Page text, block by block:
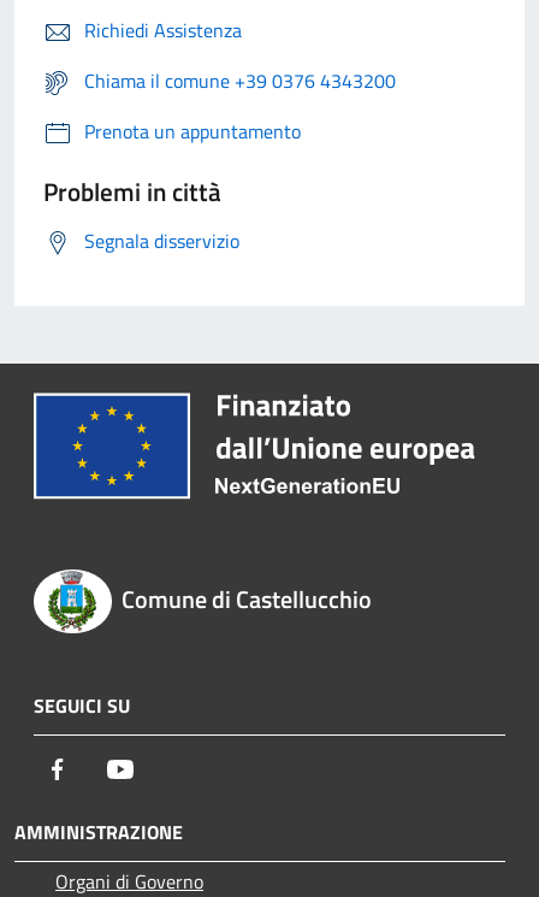
Richiedi Assistenza
Chiama il comune +39 0376 4343200
Prenota un appuntamento
Problemi in città
Segnala disservizio
Comune di Castellucchio
SEGUICI SU
Facebook
AMMINISTRAZIONE
Organi di Governo